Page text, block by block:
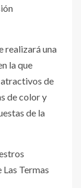
realizará una
la que
de
de color y
de la
Termas